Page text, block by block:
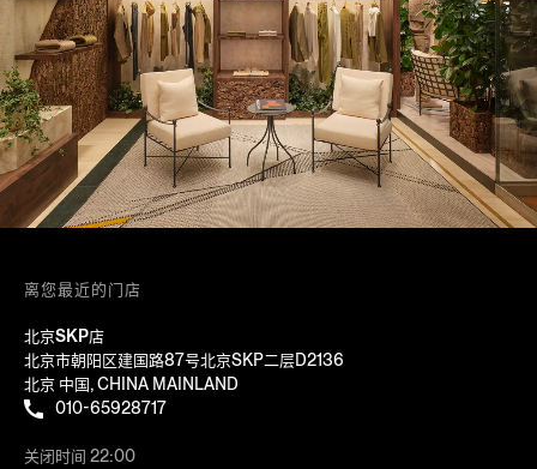
离您最近的门店
北京SKP店
北京市朝阳区建国路87号北京SKP二层D2136
北京 中国, CHINA MAINLAND
010-65928717
关闭时间 22:00